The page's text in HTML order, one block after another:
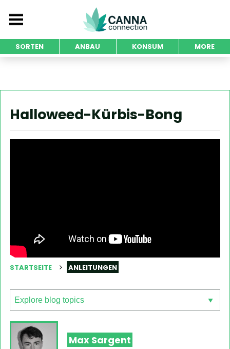
SORTEN ANBAU KONSUM MORE
Halloweed-Kürbis-Bong
STARTSEITE ANLEITUNGEN
Max Sargent